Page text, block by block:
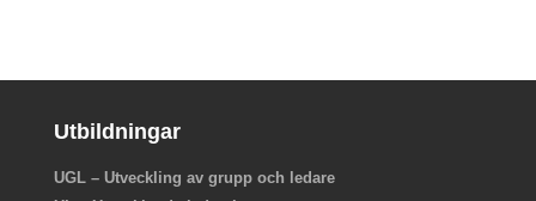
Utbildningar
UGL – Utveckling av grupp och ledare